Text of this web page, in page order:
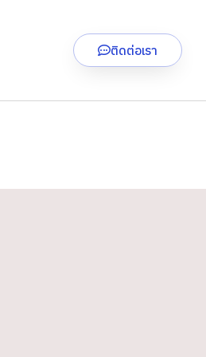
ติดต่อเรา